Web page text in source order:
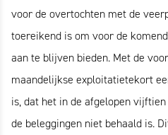
voor de overtochten met de
toereikend is om voor de
aan te blijven bieden. Met de
maandelijkse exploitatietekort
is, dat het in de afgelopen
de beleggingen niet behaald is.